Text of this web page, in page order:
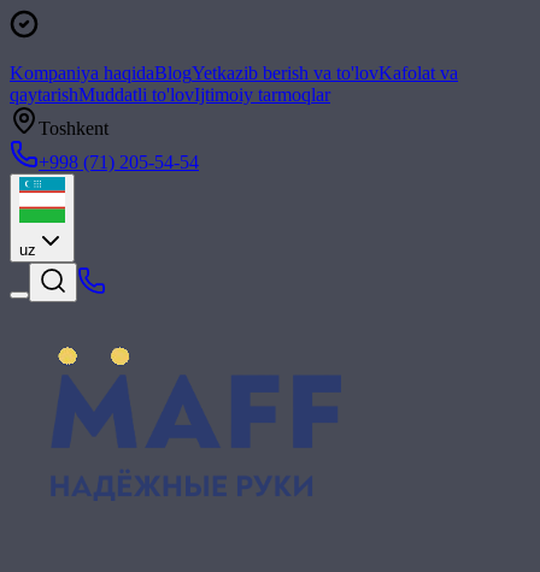
Kompaniya haqidaBlogYetkazib berish va to'lovKafolat va
qaytarishMuddatli to'lovIjtimoiy tarmoqlar
Toshkent
+998 (71) 205-54-54
uz